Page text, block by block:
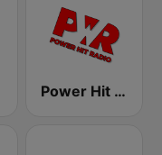
Power Hit Radio